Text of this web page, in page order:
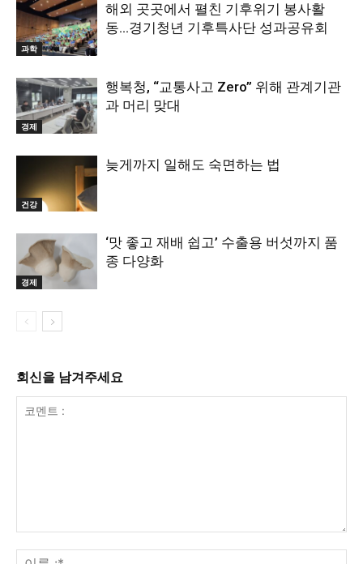
과학
해외 곳곳에서 펼친 기후위기 봉사활
동…경기청년 기후특사단 성과공유회
경제
행복청, “교통사고 Zero” 위해 관계기관
과 머리 맞대
건강
늦게까지 일해도 숙면하는 법
경제
‘맛 좋고 재배 쉽고’ 수출용 버섯까지 품
종 다양화
회신을 남겨주세요